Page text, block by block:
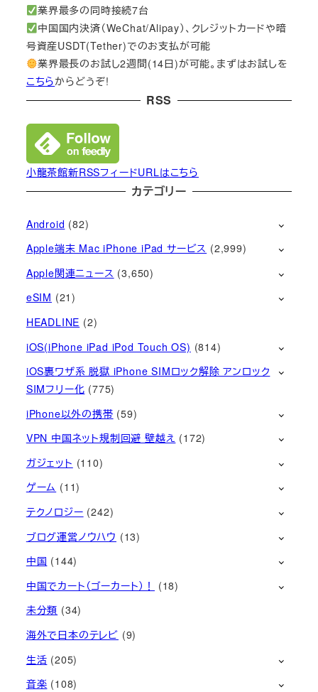
業界最多の同時接続7台
中国国内決済（WeChat/Alipay）、クレジットカードや暗
号資産USDT(Tether)でのお支払が可能
業界最長のお試し2週間(14日)が可能。まずはお試しを
こちらからどうぞ!
RSS
小龍茶館新RSSフィードURLはこちら
カテゴリー
Android (82)
Apple端末 Mac iPhone iPad サービス (2,999)
Apple関連ニュース (3,650)
eSIM (21)
HEADLINE (2)
iOS(iPhone iPad iPod Touch OS) (814)
iOS裏ワザ系 脱獄 iPhone SIMロック解除 アンロック
SIMフリー化 (775)
iPhone以外の携帯 (59)
VPN 中国ネット規制回避 壁越え (172)
ガジェット (110)
ゲーム (11)
テクノロジー (242)
ブログ運営ノウハウ (13)
中国 (144)
中国でカート（ゴーカート）！
(18)
未分類 (34)
海外で日本のテレビ (9)
生活 (205)
音楽 (108)